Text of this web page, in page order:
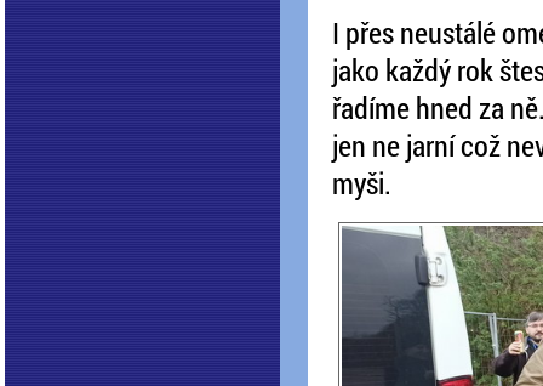
I přes neustálé
jako každý rok
řadíme hned za
jen ne jarní což
myši.